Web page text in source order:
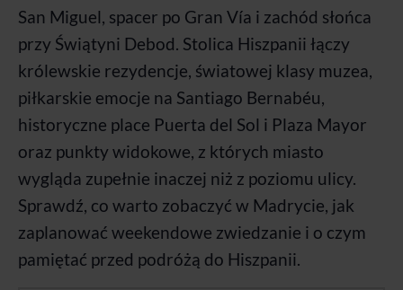
San Miguel, spacer po Gran Vía i zachód słońca
przy Świątyni Debod. Stolica Hiszpanii łączy
królewskie rezydencje, światowej klasy muzea,
piłkarskie emocje na Santiago Bernabéu,
historyczne place Puerta del Sol i Plaza Mayor
oraz punkty widokowe, z których miasto
wygląda zupełnie inaczej niż z poziomu ulicy.
Sprawdź, co warto zobaczyć w Madrycie, jak
zaplanować weekendowe zwiedzanie i o czym
pamiętać przed podróżą do Hiszpanii.